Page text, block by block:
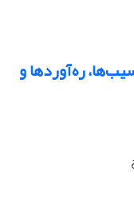
ره‌آوردها و